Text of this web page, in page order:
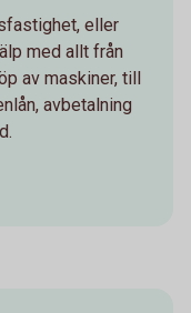
eller
med allt från
av maskiner, till
avbetalning